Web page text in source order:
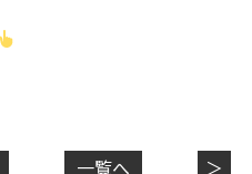
一覧へ ＞